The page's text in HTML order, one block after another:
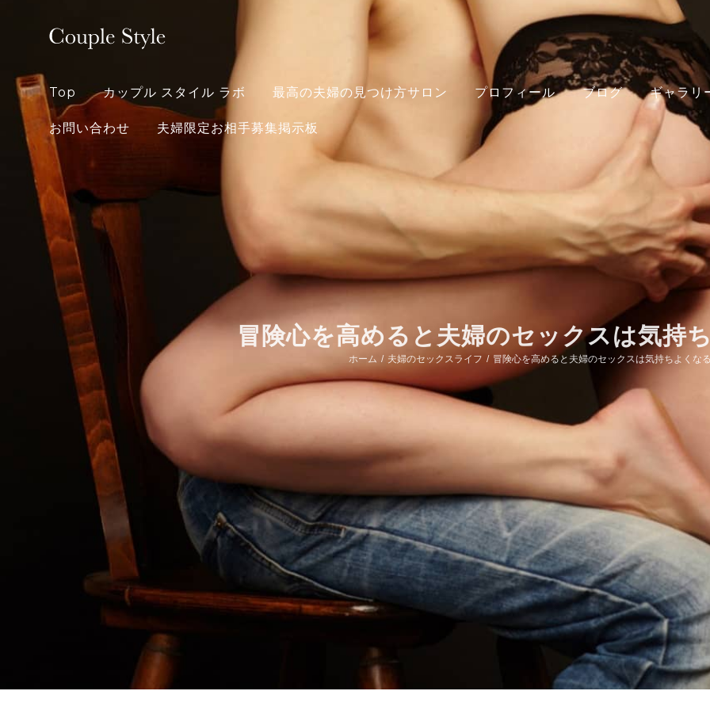
Top カップル スタイル ラボ 最高の夫婦の見つけ方サロン プロフィール ブログ ギャラリ
お問い合わせ 夫婦限定お相手募集掲示板
冒険心を高めると夫婦のセックスは気持
ホーム / 夫婦のセックスライフ / 冒険心を高めると夫婦のセックスは気持ちよくな